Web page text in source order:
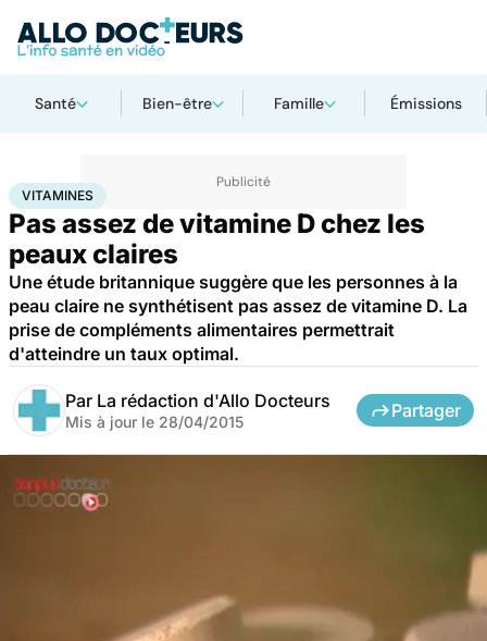
Santé Bien-être Famille Émissions
AccueilSanté Maladies
VITAMINES
Pas assez de vitamine D chez les
peaux claires
Une étude britannique suggère que les personnes à la
peau claire ne synthétisent pas assez de vitamine D. La
prise de compléments alimentaires permettrait
d'atteindre un taux optimal.
Par La rédaction d'Allo Docteurs
Mis à jour le 28/04/2015
Partager